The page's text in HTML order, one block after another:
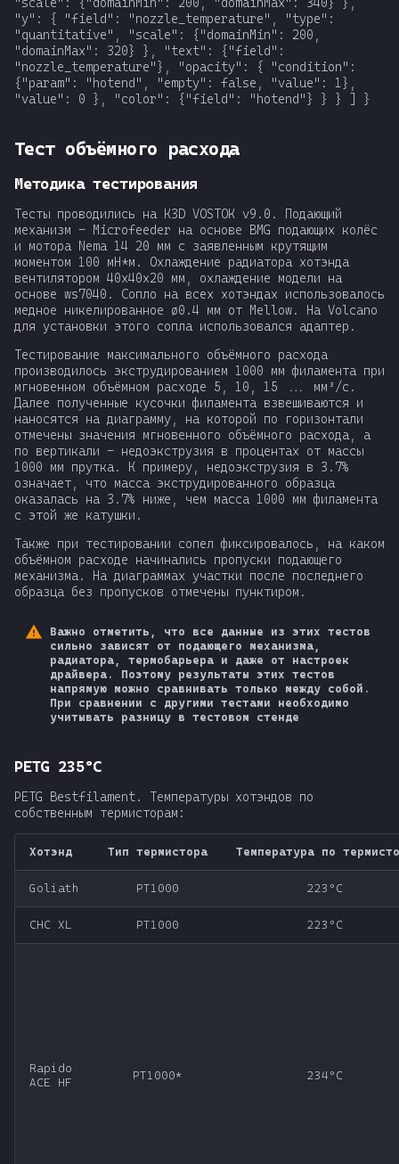
Тест объёмного расхода
Методика тестирования
Тесты проводились на K3D VOSTOK v9.0. Подающий
механизм - Microfeeder на основе BMG подающих колёс
и мотора Nema 14 20 мм с заявленным крутящим
моментом 100 мН*м. Охлаждение радиатора хотэнда
вентилятором 40x40x20 мм, охлаждение модели на
основе ws7040. Сопло на всех хотэндах использовалось
медное никелированное ø0.4 мм от Mellow. На Volcano
для установки этого сопла использовался адаптер.
Тестирование максимального объёмного расхода
производилось экструдированием 1000 мм филамента при
мгновенном объёмном расходе 5, 10, 15 ... мм³/с.
Далее полученные кусочки филамента взвешиваются и
наносятся на диаграмму, на которой по горизонтали
отмечены значения мгновенного объёмного расхода, а
по вертикали - недоэкструзия в процентах от массы
1000 мм прутка. К примеру, недоэкструзия в 3.7%
означает, что масса экструдированного образца
оказалась на 3.7% ниже, чем масса 1000 мм филамента
с этой же катушки.
Также при тестировании сопел фиксировалось, на каком
объёмном расходе начинались пропуски подающего
механизма. На диаграммах участки после последнего
образца без пропусков отмечены пунктиром.
Важно отметить, что все данные из этих тестов
сильно зависят от подающего механизма,
радиатора, термобарьера и даже от настроек
драйвера. Поэтому результаты этих тестов
напрямую можно сравнивать только между собой.
При сравнении с другими тестами необходимо
учитывать разницу в тестовом стенде
PETG 235ºC
PETG Bestfilament. Температуры хотэндов по
собственным термисторам:
Хотэнд Тип термистора Температура по
Goliath PT1000 223ºC
CHC XL PT1000 223ºC
Rapido
ACE HF
PT1000* 234ºC